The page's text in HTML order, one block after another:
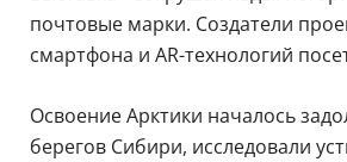
почтовые марки. Создатели
смартфона и AR-технологий
Освоение Арктики началось
берегов Сибири, исследовали